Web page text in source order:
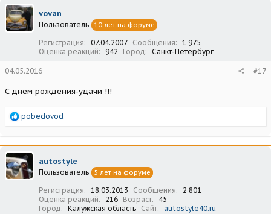
ц
и
и
vovan
Пользователь 10 лет на форуме
Регистрация 07.04.2007 Сообщения
1 975
Оценка реакций
942 Город Санкт-Петербург
04.05.2016 #17
С днём рождения-удачи !!!
Р
а
к
ц
и
и
pobedovod
autostyle
Пользователь 5 лет на форуме
Регистрация 18.03.2013 Сообщения
2 801
Оценка реакций
216 Возраст
45
Город
Калужская область Сайт autostyle40.ru